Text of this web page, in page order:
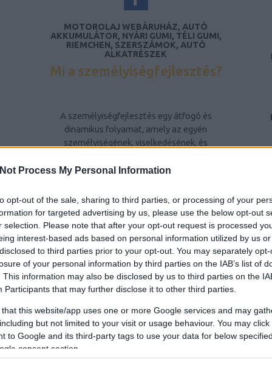
Process My Personal Information
opt-out of the sale, sharing to third parties, or processing of your
for targeted advertising by us, please use the below opt-out
selection. Please note that after your opt-out request is processed
interest-based ads based on personal information utilized by us
to third parties prior to your opt-out. You may separately
of your personal information by third parties on the IAB’s list of
This information may also be disclosed by us to third parties on the
Participants that may further disclose it to other third parties.
that this website/app uses one or more Google services and may
but not limited to your visit or usage behaviour. You may
to Google and its third-party tags to use your data for below
consent section.
MOTOROLAJ WEBÁRUHÁZ, AUTÓ
AKKUMULÁTOR, NYÁRI GUMI, TÉLI GUMI,
RIEMCHEN, SZERSZÁMOK, AUTÓ
ALKATRÉSZEK
Mi a személyiségfejlesztés?
A személyiségfejlesztés egy átfogó és
dinamikus folyamat, amely az egyén
személyiségének, viselkedésének, és
irányul. Ez a folyamat nem csupán az egyén
hanem a környezetével való interakciójának
javítását is. A személyiségfejlesztés célja,
hogy az egyén képessé váljon arra, hogy
pozitív módon befolyásolja saját életét, és
hatékonyabban kezelje a mindennapi
kihívásokat és konfliktusokat.
A személyiségfejlesztés fontossága
A személyiségfejlesztés alapvető
jelentőséggel bír az egyén életében, mivel
közvetlen hatással van az önbizalomra, a
kapcsolatokra, a karrierre és az általános
életminőségre. Egy jól kiegyensúlyozott